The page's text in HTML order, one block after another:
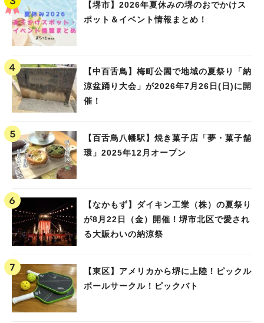
【堺市】2026年夏休みの堺のおでかけス
ポット＆イベント情報まとめ！
【中百舌鳥】梅町公園で地域の夏祭り「納
涼盆踊り大会」が2026年7月26日(日)に開
催！
【百舌鳥八幡駅】焼き菓子店「夢・菓子舗
環」2025年12月オープン
【なかもず】ダイキン工業（株）の夏祭り
が8月22日（金）開催！堺市北区で愛され
る大賑わいの納涼祭
【東区】アメリカから堺に上陸！ピックル
ボールサークル！ピックバト